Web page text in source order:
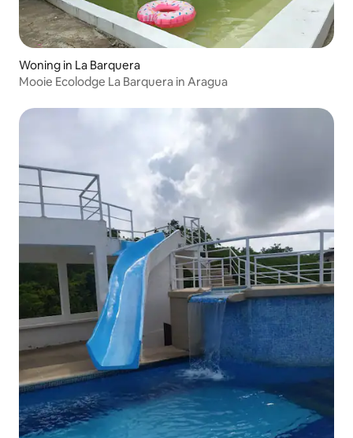
Woning in La Barquera
Mooie Ecolodge La Barquera in Aragua